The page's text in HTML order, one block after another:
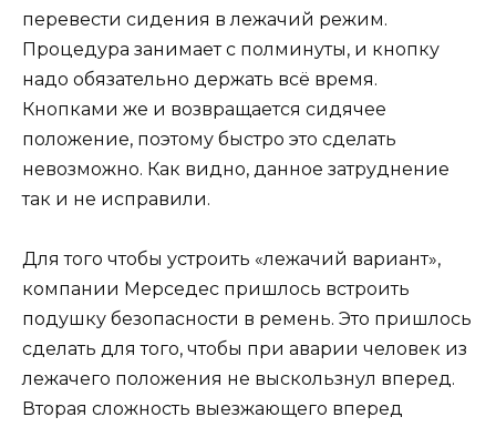
перевести сидения в лежачий режим.
Процедура занимает с полминуты, и кнопку
надо обязательно держать всё время.
Кнопками же и возвращается сидячее
положение, поэтому быстро это сделать
невозможно. Как видно, данное затруднение
так и не исправили.
Для того чтобы устроить «лежачий вариант»,
компании Мерседес пришлось встроить
подушку безопасности в ремень. Это пришлось
сделать для того, чтобы при аварии человек из
лежачего положения не выскользнул вперед.
Вторая сложность выезжающего вперед